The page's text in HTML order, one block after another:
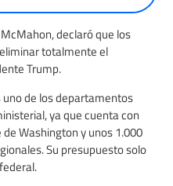
declaró que los
totalmente el
Trump.
de los departamentos
ya que cuenta con
Washington y unos 1.000
Su presupuesto solo